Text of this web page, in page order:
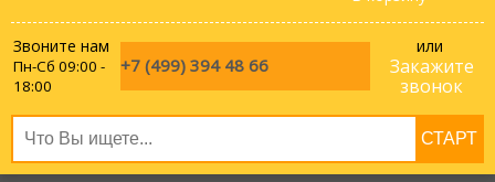
Звоните нам
Пн-Сб 09:00 -
18:00
+7 (499) 394 48 66
или
Закажите
звонок